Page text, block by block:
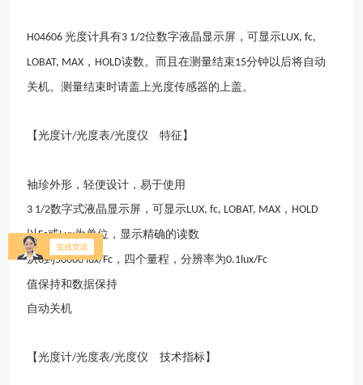
H04606光度计具有3 1/2位数字液晶显示屏，可显示LUX, fc,
LOBAT, MAX ， HOLD读数。而且在测量结束15分钟以后将自动
关机。测量结束时请盖上光度传感器的上盖。
【光度计/光度表/光度仪 特征】
袖珍外形，轻便设计，易于使用
3 1/2数字式液晶显示屏，可显示LUX, fc, LOBAT, MAX ， HOLD
以Fc或Lux为单位，显示精确的读数
从0到50000 lux/Fc ，四个量程，分辨率为0.1lux/Fc
值保持和数据保持
自动关机
【光度计/光度表/光度仪 技术指标】